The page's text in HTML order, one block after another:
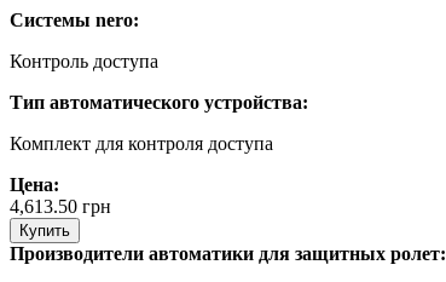
Системы nero:
Контроль доступа
Тип автоматического устройства:
Комплект для контроля доступа
Цена:
4,613.50 грн
Купить
Производители автоматики для защитных ролет: